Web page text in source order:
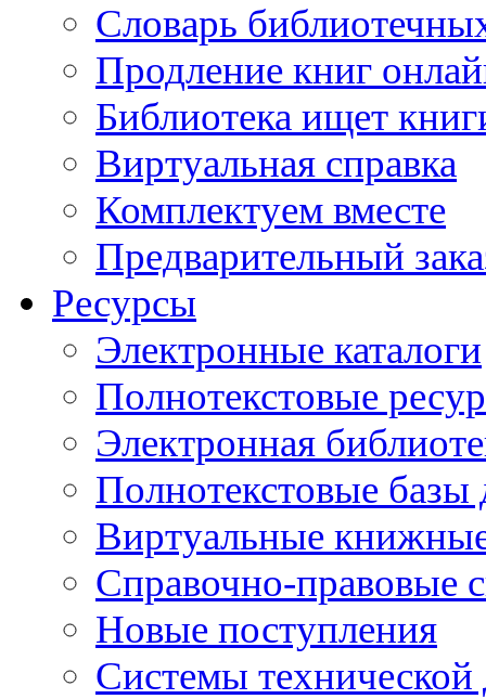
Словарь
Продление книг
Библиотека ищет
Виртуальная справка
Комплектуем вместе
Предварительный
Ресурсы
Электронные каталоги
Полнотекстовые
Электронная
Полнотекстовые
Виртуальные
Справочно-правовые
Новые поступления
Cистемы